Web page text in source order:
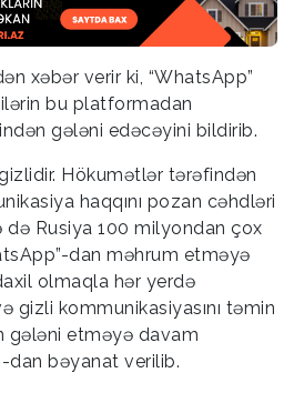
xəbər verir ki, “WhatsApp”
bu platformadan
gələni edəcəyini bildirib.
Hökumətlər tərəfindən
haqqını pozan cəhdləri
də Rusiya 100 milyondan çox
dan məhrum etməyə
olmaqla hər yerdə
gizli kommunikasiyasını təmin
gələni etməyə davam
dan bəyanat verilib.